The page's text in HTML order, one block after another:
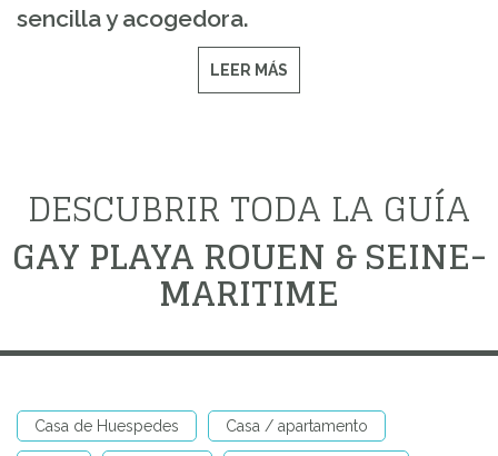
sencilla y acogedora.
LEER MÁS
DESCUBRIR TODA LA GUÍA
GAY PLAYA ROUEN & SEINE-
MARITIME
Casa de Huespedes Casa / apartamento